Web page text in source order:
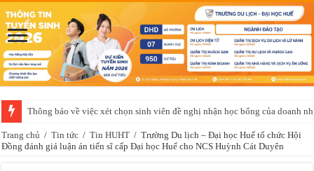
Thông báo về việc xét chọn sinh viên đề nghị nhận học bổng của doanh
Trang chủ / Tin tức / Tin HUHT / Trường Du lịch – Đại học Huế tổ chức Hội
Đồng đánh giá luận án tiến sĩ cấp Đại học Huế cho NCS Huỳnh Cát Duyên